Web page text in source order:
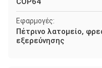
Εφαρμογές:
Πέτρινο λατομείο,
εξερεύνησης